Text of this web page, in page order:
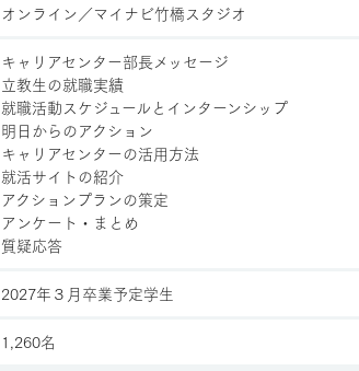
オンライン／マイナビ竹橋スタジオ
キャリアセンター部長メッセージ
立教生の就職実績
就職活動スケジュールとインターンシップ
明日からのアクション
キャリアセンターの活用方法
就活サイトの紹介
アクションプランの策定
アンケート・まとめ
質疑応答
2027年３月卒業予定学生
1,260名